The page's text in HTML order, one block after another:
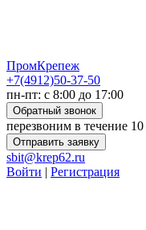
ПромКрепеж
+7(4912)50-37-50
пн-пт: с 8:00 до 17:00
Обратный звонок
перезвоним в течение
Отправить заявку
sbit@krep62.ru
Войти | Регистрация